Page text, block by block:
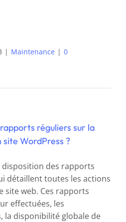
| Maintenance | 0
réguliers sur la
WordPress ?
des rapports
détaillent toutes les actions
web. Ces rapports
effectuées, les
la disponibilité globale de